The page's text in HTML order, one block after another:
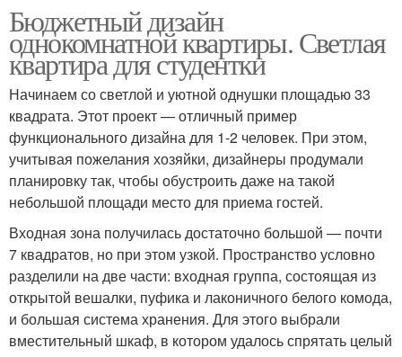
Бюджетный дизайн
однокомнатной квартиры. Светлая
квартира для студентки
Начинаем со светлой и уютной однушки площадью 33
квадрата. Этот проект — отличный пример
функционального дизайна для 1-2 человек. При этом,
учитывая пожелания хозяйки, дизайнеры продумали
планировку так, чтобы обустроить даже на такой
небольшой площади место для приема гостей.
Входная зона получилась достаточно большой — почти
7 квадратов, но при этом узкой. Пространство условно
разделили на две части: входная группа, состоящая из
открытой вешалки, пуфика и лаконичного белого комода,
и большая система хранения. Для этого выбрали
вместительный шкаф, в котором удалось спрятать целый